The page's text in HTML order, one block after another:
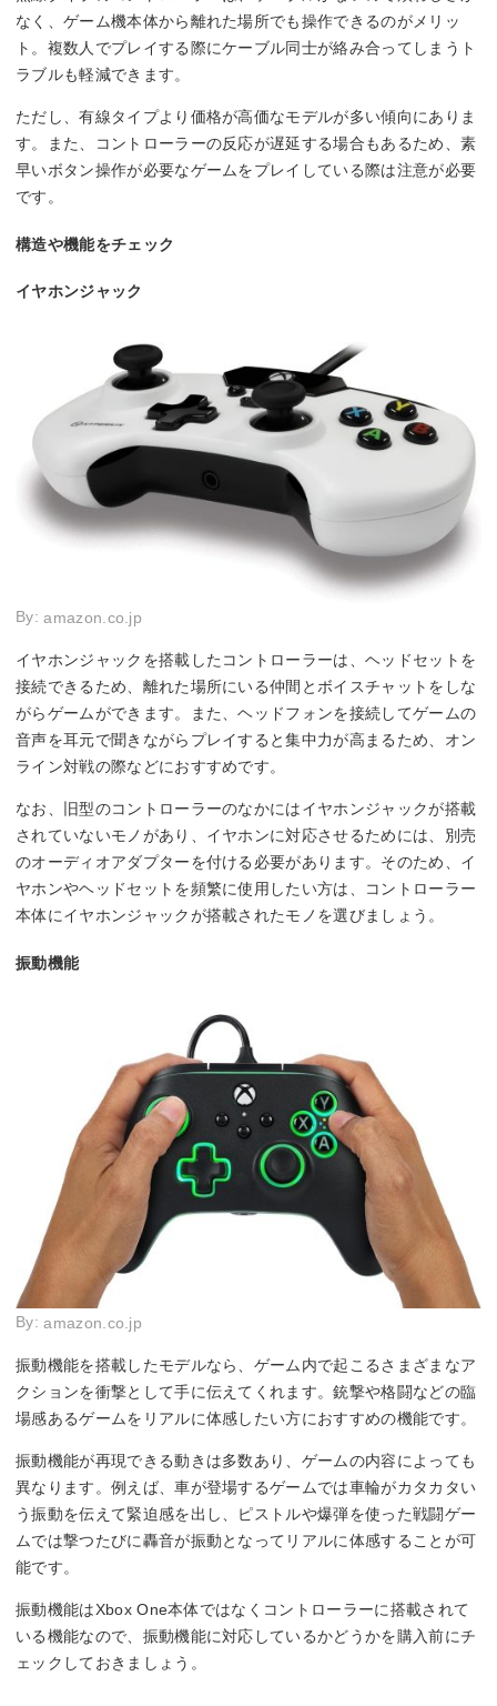
なく、ゲーム機本体から離れた場所でも操作できるのがメリッ
ト。複数人でプレイする際にケーブル同士が絡み合ってしまうト
ラブルも軽減できます。
ただし、有線タイプより価格が高価なモデルが多い傾向にありま
す。また、コントローラーの反応が遅延する場合もあるため、素
早いボタン操作が必要なゲームをプレイしている際は注意が必要
です。
構造や機能をチェック
イヤホンジャック
By:amazon.co.jp
イヤホンジャックを搭載したコントローラーは、ヘッドセットを
接続できるため、離れた場所にいる仲間とボイスチャットをしな
がらゲームができます。また、ヘッドフォンを接続してゲームの
音声を耳元で聞きながらプレイすると集中力が高まるため、オン
ライン対戦の際などにおすすめです。
なお、旧型のコントローラーのなかにはイヤホンジャックが搭載
されていないモノがあり、イヤホンに対応させるためには、別売
のオーディオアダプターを付ける必要があります。そのため、イ
ヤホンやヘッドセットを頻繁に使用したい方は、コントローラー
本体にイヤホンジャックが搭載されたモノを選びましょう。
振動機能
By:amazon.co.jp
振動機能を搭載したモデルなら、ゲーム内で起こるさまざまなア
クションを衝撃として手に伝えてくれます。銃撃や格闘などの臨
場感あるゲームをリアルに体感したい方におすすめの機能です。
振動機能が再現できる動きは多数あり、ゲームの内容によっても
異なります。例えば、車が登場するゲームでは車輪がカタカタい
う振動を伝えて緊迫感を出し、ピストルや爆弾を使った戦闘ゲー
ムでは撃つたびに轟音が振動となってリアルに体感することが可
能です。
振動機能はXbox One本体ではなくコントローラーに搭載されて
いる機能なので、振動機能に対応しているかどうかを購入前にチ
ェックしておきましょう。